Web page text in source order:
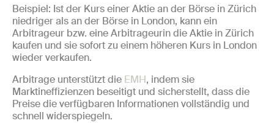
Beispiel: Ist der Kurs einer Aktie an der Börse in Zürich
niedriger als an der Börse in London, kann ein
Arbitrageur bzw. eine Arbitrageurin die Aktie in Zürich
kaufen und sie sofort zu einem höheren Kurs in London
wieder verkaufen.
Arbitrage unterstützt die EMH, indem sie
Marktineffizienzen beseitigt und sicherstellt, dass die
Preise die verfügbaren Informationen vollständig und
schnell widerspiegeln.